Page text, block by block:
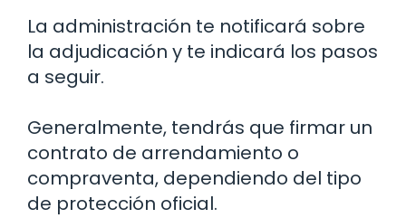
La administración te notificará sobre
la adjudicación y te indicará los pasos
a seguir.
Generalmente, tendrás que firmar un
contrato de arrendamiento o
compraventa, dependiendo del tipo
de protección oficial.